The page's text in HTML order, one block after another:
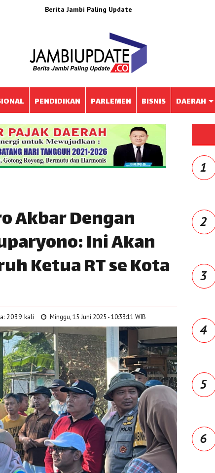
Berita Jambi Paling Update
PENDIDIKAN PARLEMEN BISNIS DAERAH
Akbar Dengan
Ini Akan
Ketua RT se Kota
2039 kali Minggu, 15 Juni 2025 - 10:33:11 WIB
1
2
3
4
5
6